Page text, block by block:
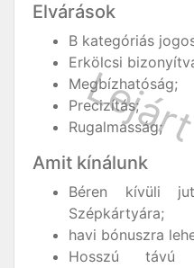
Elvárások
B kategóriás
Erkölcsi
Megbízhatóság;
Precizítás;
Rugalmasság;
Amit kínálunk
Béren kívüli
Szépkártyára;
havi bónuszra
Hosszú távú